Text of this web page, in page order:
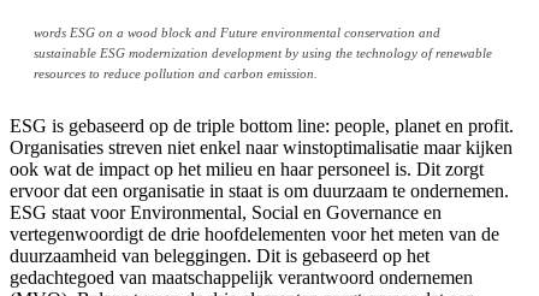
words ESG on a wood block and Future environmental conservation and
sustainable ESG modernization development by using the technology of renewable
resources to reduce pollution and carbon emission.
ESG is gebaseerd op de triple bottom line: people, planet en profit.
Organisaties streven niet enkel naar winstoptimalisatie maar kijken
ook wat de impact op het milieu en haar personeel is. Dit zorgt
ervoor dat een organisatie in staat is om duurzaam te ondernemen.
ESG staat voor Environmental, Social en Governance en
vertegenwoordigt de drie hoofdelementen voor het meten van de
duurzaamheid van beleggingen. Dit is gebaseerd op het
gedachtegoed van maatschappelijk verantwoord ondernemen